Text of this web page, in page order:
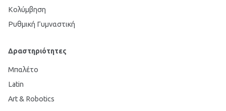
Κολύμβηση
Ρυθμική Γυμναστική
Δραστηριότητες
Μπαλέτο
Latin
Art & Robotics